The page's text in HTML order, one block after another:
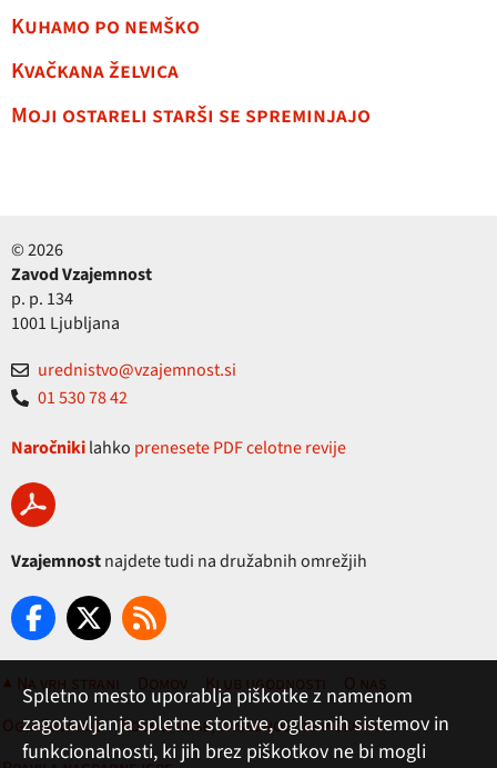
Kuhamo po nemško
Kvačkana želvica
Moji ostareli starši se spreminjajo
© 2026
Zavod Vzajemnost
p. p. 134
1001 Ljubljana
urednistvo@vzajemnost.si
01 530 78 42
Naročnikilahko prenesete PDF celotne revije
Vzajemnostnajdete tudi na družabnih omrežjih
▲ Na vrh strani Domov Klub ugodnosti
O nas
Oglaševanje
Pogoji rabe, zasebnost in piškotki
Spletno mesto uporablja piškotke z namenom
zagotavljanja spletne storitve, oglasnih sistemov in
funkcionalnosti, ki jih brez piškotkov ne bi mogli